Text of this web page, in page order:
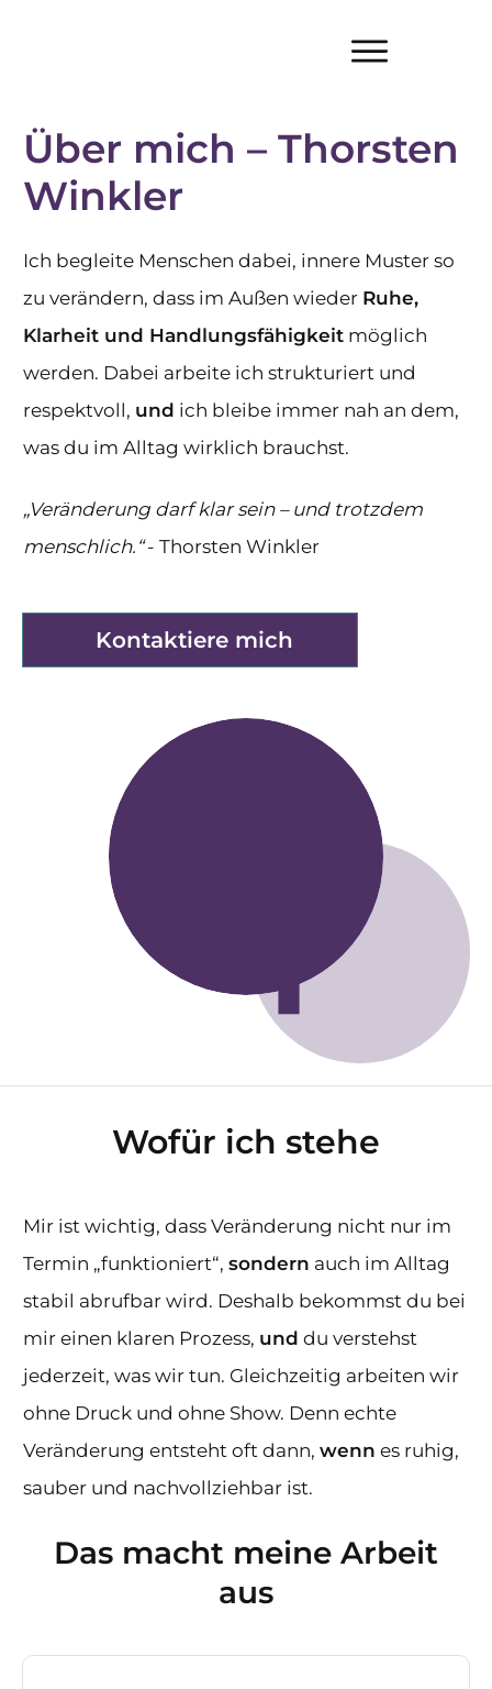
Über mich – Thorsten
Winkler
Ich begleite Menschen dabei, innere Muster so
zu verändern, dass im Außen wieder Ruhe,
Klarheit und Handlungsfähigkeit möglich
werden. Dabei arbeite ich strukturiert und
respektvoll, und ich bleibe immer nah an dem,
was du im Alltag wirklich brauchst.
„Veränderung darf klar sein – und trotzdem
menschlich.“- Thorsten Winkler
Kontaktiere mich
Wofür ich stehe
Mir ist wichtig, dass Veränderung nicht nur im
Termin „funktioniert“, sondern auch im Alltag
stabil abrufbar wird. Deshalb bekommst du bei
mir einen klaren Prozess, und du verstehst
jederzeit, was wir tun. Gleichzeitig arbeiten wir
ohne Druck und ohne Show. Denn echte
Veränderung entsteht oft dann, wenn es ruhig,
sauber und nachvollziehbar ist.
Das macht meine Arbeit
aus